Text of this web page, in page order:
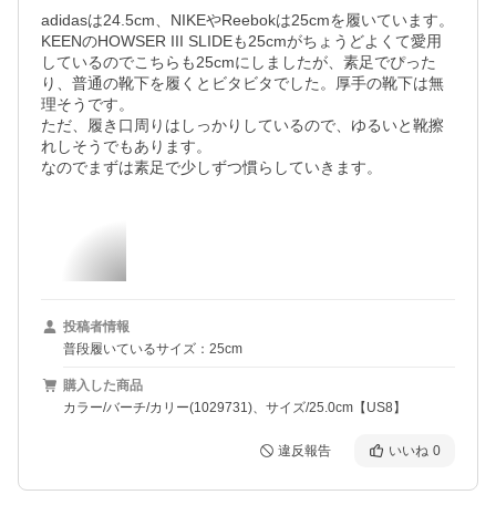
adidasは24.5cm、NIKEやReebokは25cmを履いています。
KEENのHOWSER III SLIDEも25cmがちょうどよくて愛用
しているのでこちらも25cmにしましたが、素足でぴった
り、普通の靴下を履くとビタビタでした。厚手の靴下は無
理そうです。
ただ、履き口周りはしっかりしているので、ゆるいと靴擦
れしそうでもあります。
なのでまずは素足で少しずつ慣らしていきます。
投稿者情報
普段履いているサイズ：25cm
購入した商品
カラー/バーチ/カリー(1029731)、サイズ/25.0cm【US8】
違反報告 いいね 0